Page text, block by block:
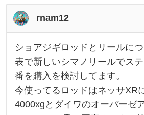
rnam12
シ
ョ
ア
ジ
ショアジギロッドとリールに
表で新しいシマノリールでス
番を購入を検討してます。
今使ってるロッドはネッサXR
4000xgとダイワのオーバーゼ